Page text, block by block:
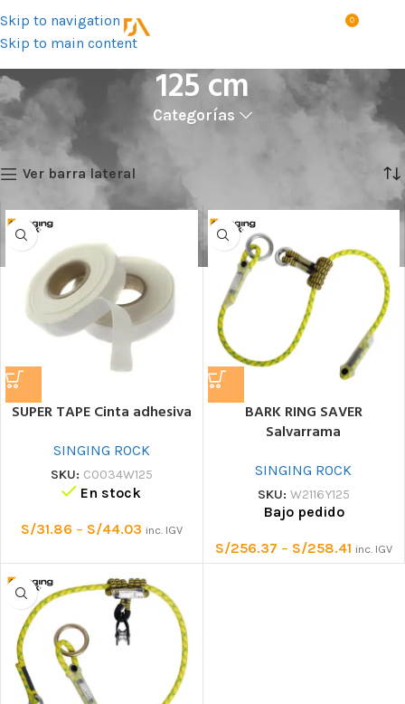
Skip to navigation
Skip to main content
MENÚ 0
125 cm
Categorías
Talla del producto Showing all 3 results
Ver barra lateral
SUPER TAPE Cinta adhesiva
SINGING ROCK
SKU: C0034W125
En stock
S/31.86 – S/44.03 inc. IGV
BARK RING SAVER
Salvarrama
SINGING ROCK
SKU: W2116Y125
Bajo pedido
S/256.37 – S/258.41 inc. IGV